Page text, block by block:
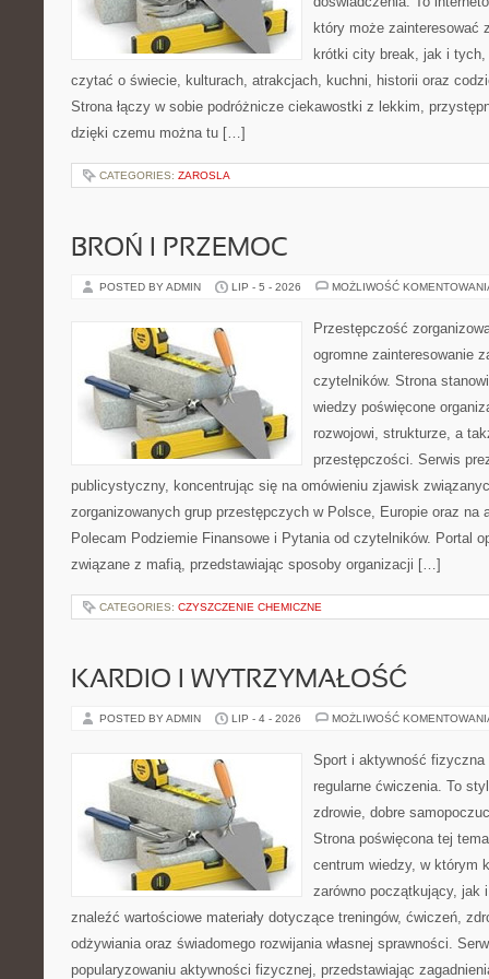
który może zainteresować
krótki city break, jak i
czytać o świecie, kulturach, atrakcjach, kuchni, historii oraz
Strona łączy w sobie podróżnicze ciekawostki z lekkim,
dzięki czemu można tu […]
CATEGORIES: ZAROSLA
BROŃ I PRZEMOC
POSTED BY ADMIN LIP - 5 - 2026 MOŻLIWOŚĆ
Przestępczość
ogromne zainteresowanie
czytelników. Strona
wiedzy poświęcone
rozwojowi, strukturze, a
przestępczości. Serwis
publicystyczny, koncentrując się na omówieniu zjawisk
zorganizowanych grup przestępczych w Polsce, Europie oraz na
Polecam Podziemie Finansowe i Pytania od czytelników. Portal
związane z mafią, przedstawiając sposoby organizacji […]
CATEGORIES: CZYSZCZENIE CHEMICZNE
KARDIO I WYTRZYMAŁOŚĆ
POSTED BY ADMIN LIP - 4 - 2026 MOŻLIWOŚĆ
Sport i aktywność
regularne ćwiczenia. To
zdrowie, dobre
Strona poświęcona tej
centrum wiedzy, w którym
zarówno początkujący, jak
znaleźć wartościowe materiały dotyczące treningów, ćwiczeń,
odżywiania oraz świadomego rozwijania własnej sprawności.
popularyzowaniu aktywności fizycznej, przedstawiając